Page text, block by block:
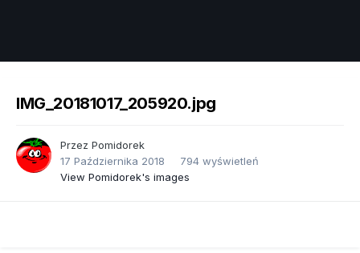
IMG_20181017_205920.jpg
Przez Pomidorek
17 Października 2018
794 wyświetleń
View Pomidorek's images